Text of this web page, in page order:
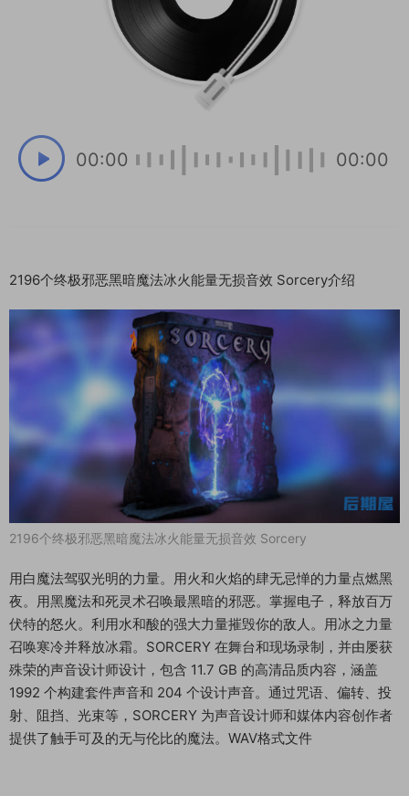
00:00 00:00
2196个终极邪恶黑暗魔法冰火能量无损音效 Sorcery介绍
2196个终极邪恶黑暗魔法冰火能量无损音效 Sorcery
用白魔法驾驭光明的力量。用火和火焰的肆无忌惮的力量点燃黑
夜。用黑魔法和死灵术召唤最黑暗的邪恶。掌握电子，释放百万
伏特的怒火。利用水和酸的强大力量摧毁你的敌人。用冰之力量
召唤寒冷并释放冰霜。SORCERY 在舞台和现场录制，并由屡获
殊荣的声音设计师设计，包含 11.7 GB 的高清品质内容，涵盖
1992 个构建套件声音和 204 个设计声音。通过咒语、偏转、投
射、阻挡、光束等，SORCERY 为声音设计师和媒体内容创作者
提供了触手可及的无与伦比的魔法。WAV格式文件